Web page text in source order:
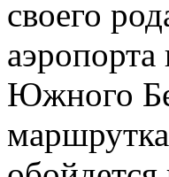
своего
Южного